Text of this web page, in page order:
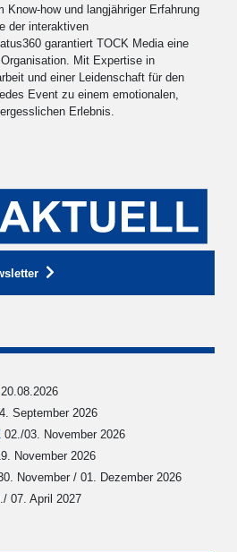
Know-how und langjähriger Erfahrung
der interaktiven
garantiert TOCK Media eine
Mit Expertise in
und einer Leidenschaft für den
Event zu einem emotionalen,
Erlebnis.
20.08.2026
September 2026
02./03. November 2026
November 2026
November / 01. Dezember 2026
07. April 2027